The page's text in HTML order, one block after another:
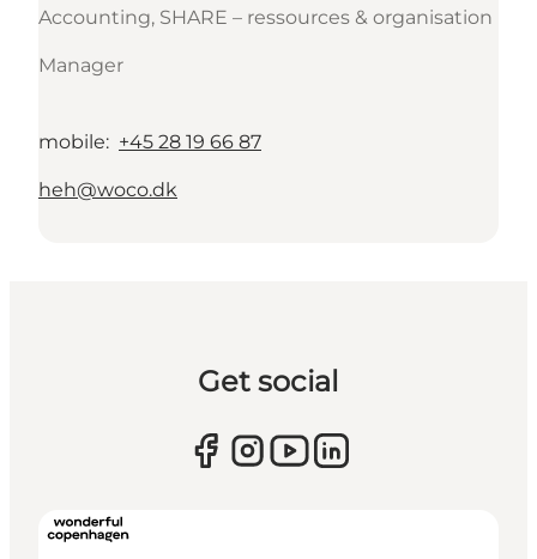
Accounting, SHARE – ressources & organisation
Manager
mobile: +45 28 19 66 87
heh@woco.dk
Get social